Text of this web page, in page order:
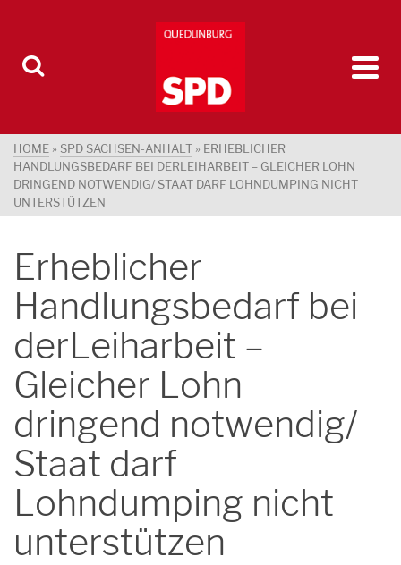
HOME » SPD SACHSEN-ANHALT » ERHEBLICHER
HANDLUNGSBEDARF BEI DERLEIHARBEIT – GLEICHER LOHN
DRINGEND NOTWENDIG/ STAAT DARF LOHNDUMPING NICHT
UNTERSTÜTZEN
Erheblicher
Handlungsbedarf bei
derLeiharbeit –
Gleicher Lohn
dringend notwendig/
Staat darf
Lohndumping nicht
unterstützen